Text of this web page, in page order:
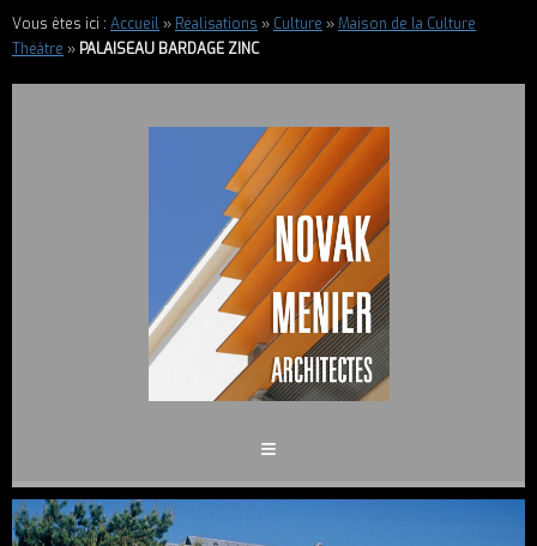
Vous êtes ici : Accueil» Réalisations » Culture »Maison de la Culture
Théâtre » PALAISEAU BARDAGE ZINC